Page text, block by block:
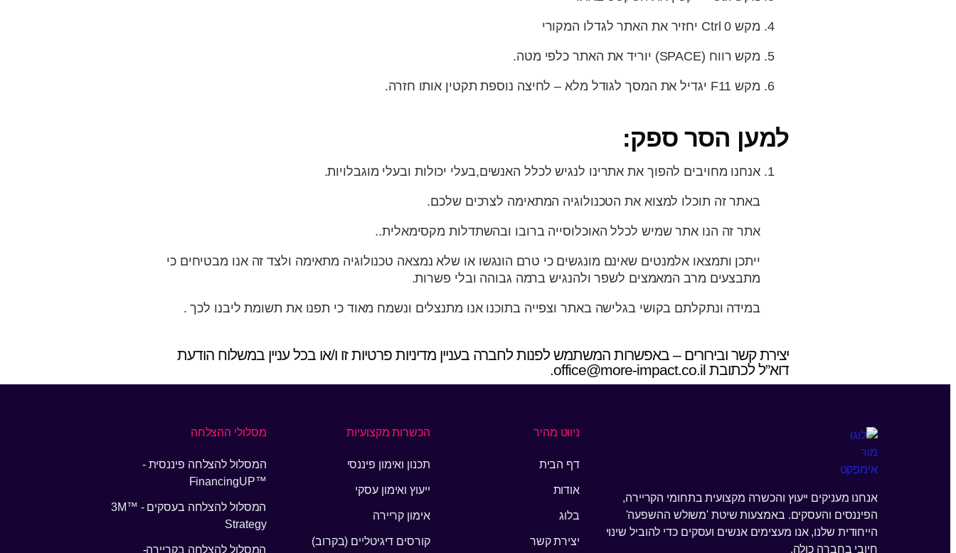
מקש Ctrl 0 יחזיר את האתר לגדלו המקורי
מקש רווח (SPACE) יוריד את האתר כלפי מטה.
מקש F11 יגדיל את המסך לגודל מלא – לחיצה נוספת תקטין אותו חזרה.
למען הסר ספק:
אנחנו מחויבים להפוך את אתרינו לנגיש לכלל האנשים,בעלי יכולות ובעלי מוגבלויות.
באתר זה תוכלו למצוא את הטכנולוגיה המתאימה לצרכים שלכם.
אתר זה הנו אתר שמיש לכלל האוכלוסייה ברובו ובהשתדלות מקסימאלית..
ייתכן ותמצאו אלמנטים שאינם מונגשים כי טרם הונגשו או שלא נמצאה טכנולוגיה מתאימה ולצד זה אנו מבטיחים כי
מתבצעים מרב המאמצים לשפר ולהנגיש ברמה גבוהה ובלי פשרות.
במידה ונתקלתם בקושי בגלישה באתר וצפייה בתוכנו אנו מתנצלים ונשמח מאוד כי תפנו את תשומת ליבנו לכך .
יצירת קשר ובירורים – באפשרות המשתמש לפנות לחברה בעניין מדיניות פרטיות זו ו/או בכל עניין במשלוח הודעת
דוא”ל לכתובת office@more-impact.co.il.
אנחנו מעניקים ייעוץ והכשרה מקצועית בתחומי הקריירה,
הפיננסים והעסקים. באמצעות שיטת 'משולש ההשפעה'
הייחודית שלנו, אנו מעצימים אנשים ועסקים כדי להוביל שינוי
חיובי בחברה כולה.
ניווט מהיר
דף הבית
אודות
בלוג
יצירת קשר
הכשרות מקצועיות
תכנון ואימון פיננסי
ייעוץ ואימון עסקי
אימון קריירה
קורסים דיגיטליים (בקרוב)
מסלולי ההצלחה
המסלול להצלחה פיננסית -
™FinancingUP
המסלול להצלחה בעסקים - ™3M
Strategy
המסלול להצלחה בקריירה-